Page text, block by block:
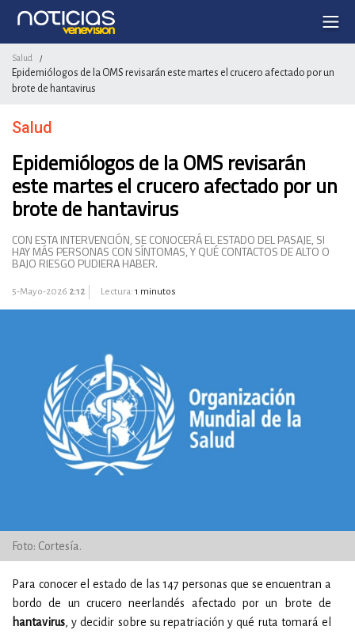
Salud /
Epidemiólogos de la OMS revisarán este martes el crucero afectado por un
brote de hantavirus
Salud
Epidemiólogos de la OMS revisarán
este martes el crucero afectado por un
brote de hantavirus
CON ESTA INTERVENCIÓN, SE CONOCERÁ EL ESTADO DEL PASAJE, SI
HAY MÁS PERSONAS CON SÍNTOMAS, Y QUÉ CONTACTOS DE ALTO O
BAJO RIESGO PUDIERA HABER.
5-Mayo-2026 2:12 Lectura: 1 minutos
Foto: Cortesía.
Para conocer el estado de las 147 personas que se encuentran a
bordo de un crucero neerlandés afectado por un brote de
hantavirus, y decidir sobre su repatriación y qué ruta tomará el